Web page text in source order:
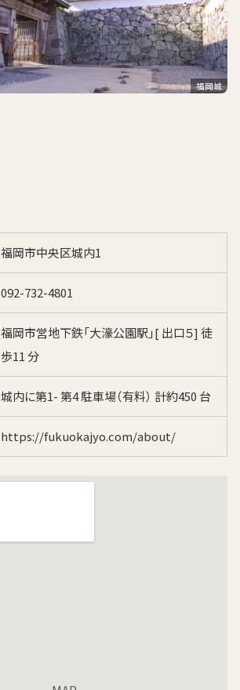
福岡城
福岡市中央区城内1
092-732-4801
福岡市営地下鉄「大濠公園駅」[ 出口５] 徒
歩11 分
城内に第1- 第4 駐車場（有料） 計約450 台
https://fukuokajyo.com/about/